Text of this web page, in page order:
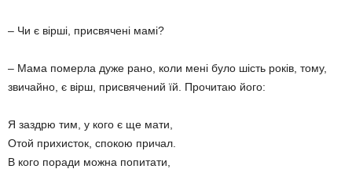
– Чи є вірші, присвячені мамі?
– Мама померла дуже рано, коли мені було шість років, тому,
звичайно, є вірш, присвячений їй. Прочитаю його:
Я заздрю тим, у кого є ще мати,
Отой прихисток, спокою причал.
В кого поради можна попитати,